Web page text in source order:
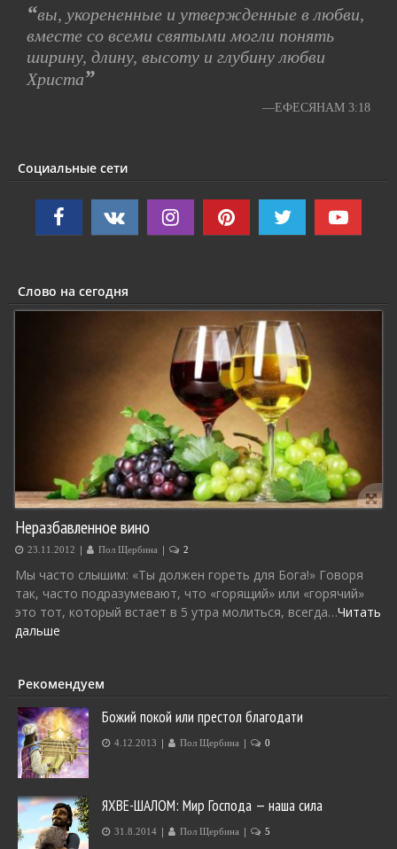
“вы, укорененные и утвержденные в любви,
вместе со всеми святыми могли понять
ширину, длину, высоту и глубину любви
Христа”
—ЕФЕСЯНАМ 3:18
Социальные сети
Слово на сегодня
Неразбавленное вино
23.11.2012 | Пол Щербина | 2
Мы часто слышим: «Ты должен гореть для Бога!» Говоря
так, часто подразумевают, что «горящий» или «горячий»
это тот, который встает в 5 утра молиться, всегда…Читать
дальше
Рекомендуем
Божий покой или престол благодати
4.12.2013 | Пол Щербина | 0
ЯХВЕ-ШАЛОМ: Мир Господа — наша сила
31.8.2014 | Пол Щербина | 5